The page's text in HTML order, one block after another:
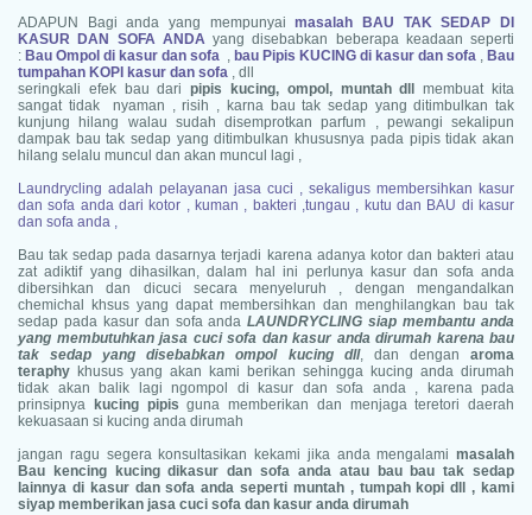
ADAPUN Bagi anda yang mempunyaimasalah BAU TAK SEDAP DI
KASUR DAN SOFA ANDA yang disebabkan beberapa keadaan seperti
: Bau Ompol di kasur dan sofa , bau Pipis KUCING di kasur dan sofa , Bau
tumpahan KOPI kasur dan sofa , dll
seringkali efek bau daripipis kucing, ompol, muntah dll
membuat kita
sangat tidak nyaman , risih , karna bau tak sedap yang ditimbulkan tak
kunjung hilang walau sudah disemprotkan parfum , pewangi sekalipun
dampak bau tak sedap yang ditimbulkan khususnya pada pipis tidak akan
hilang selalu muncul dan akan muncul lagi ,
Laundrycling adalah pelayanan jasa cuci , sekaligus membersihkan kasur
dan sofa anda dari kotor , kuman , bakteri ,tungau , kutu dan BAU di kasur
dan sofa anda ,
Bau tak sedap pada dasarnya terjadi karena adanya kotor dan bakteri atau
zat adiktif yang dihasilkan, dalam hal ini perlunya kasur dan sofa anda
dibersihkan dan dicuci secara menyeluruh , dengan mengandalkan
chemichal khsus yang dapat membersihkan dan menghilangkan bau tak
sedap pada kasur dan sofa andaLAUNDRYCLING siap membantu anda
yang membutuhkan jasa cuci sofa dan kasur anda dirumah karena bau
tak sedap yang disebabkan ompol kucing dll, dan denganaroma
teraphy khusus yang akan kami berikan sehingga kucing anda dirumah
tidak akan balik lagi ngompol di kasur dan sofa anda , karena pada
prinsipnya
kucing pipis guna memberikan dan menjaga teretori daerah
kekuasaan si kucing anda dirumah
jangan ragu segera konsultasikan kekami jika anda mengalami masalah
Bau kencing kucing dikasur dan sofa anda atau bau bau tak sedap
lainnya di kasur dan sofa anda seperti muntah , tumpah kopi dll , kami
siyap memberikan jasa cuci sofa dan kasur anda dirumah